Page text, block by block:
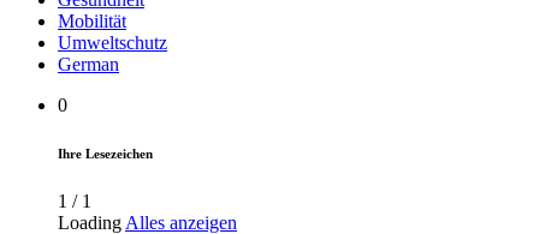
Mobilität
Umweltschutz
German
0
Ihre Lesezeichen
1 / 1
Loading Alles anzeigen